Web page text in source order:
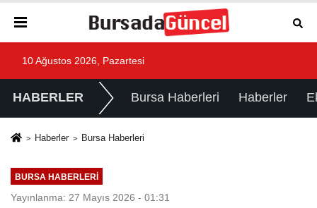
10 Ağustos 2026, Pazartesi
HABERLER Bursa Haberleri Haberler
Haberler Bursa Haberleri
BURSA HABERLERI
Yayınlanma: 27 Mayıs 2026 - 01:31